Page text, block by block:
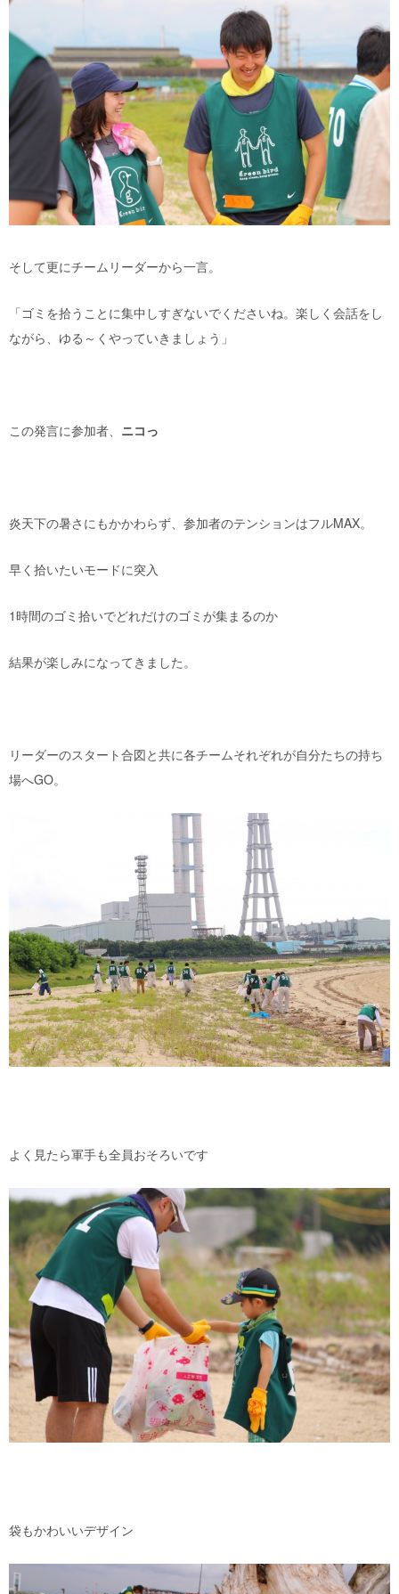
そして更にチームリーダーから一言。
「ゴミを拾うことに集中しすぎないでくださいね。楽しく会話をし
ながら、ゆる～くやっていきましょう」
この発言に参加者、 ニコっ
炎天下の暑さにもかかわらず、参加者のテンションはフルMAX。
早く拾いたいモードに突入
1時間のゴミ拾いでどれだけのゴミが集まるのか
結果が楽しみになってきました。
リーダーのスタート合図と共に各チームそれぞれが自分たちの持ち
場へGO。
よく見たら軍手も全員おそろいです
袋もかわいいデザイン